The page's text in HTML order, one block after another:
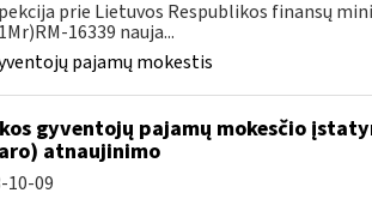
prie Lietuvos Respublikos finansų
16339 nauja...
pajamų mokestis
gyventojų pajamų mokesčio
atnaujinimo
10-09